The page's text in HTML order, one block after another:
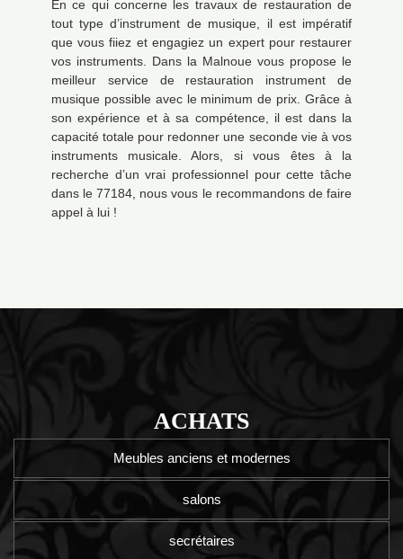
En ce qui concerne les travaux de restauration de
tout type d’instrument de musique, il est impératif
que vous fiiez et engagiez un expert pour restaurer
vos instruments. Dans la Malnoue vous propose le
meilleur service de restauration instrument de
musique possible avec le minimum de prix. Grâce à
son expérience et à sa compétence, il est dans la
capacité totale pour redonner une seconde vie à vos
instruments musicale. Alors, si vous êtes à la
recherche d’un vrai professionnel pour cette tâche
dans le 77184, nous vous le recommandons de faire
appel à lui !
ACHATS
Meubles anciens et modernes
salons
secrétaires